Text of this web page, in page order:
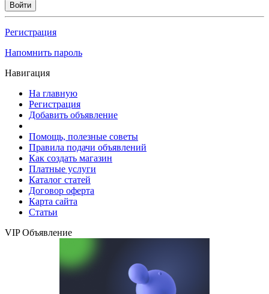
Войти
Регистрация
Напомнить пароль
Навигация
На главную
Регистрация
Добавить объявление
Помощь, полезные советы
Правила подачи объявлений
Как создать магазин
Платные услуги
Каталог статей
Договор оферта
Карта сайта
Статьи
VIP Объявление